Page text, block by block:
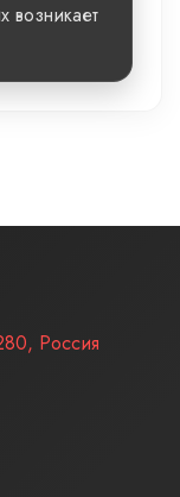
возникает
, Россия